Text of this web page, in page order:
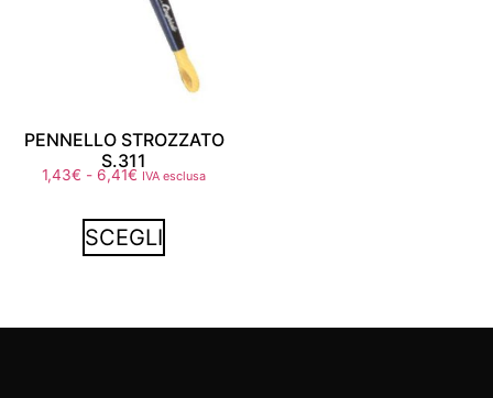
PENNELLO STROZZATO
S.311
1,43€ - 6,41€ IVA esclusa
SCEGLI